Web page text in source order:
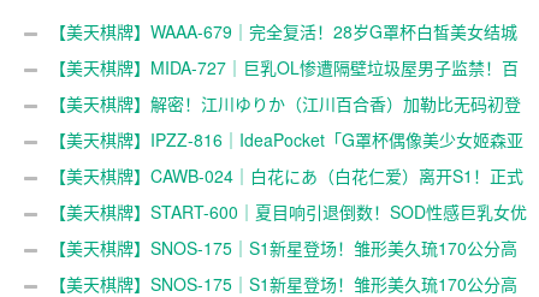
角是谁？
消息公开
【美天棋牌】WAAA-679｜完全复活！28岁G罩杯白皙美女结城
莉乃怪病痊愈，新作本周上线
【美天棋牌】MIDA-727｜巨乳OL惨遭隔壁垃圾屋男子监禁！百
田光稀白皙美貌卷入惊悚事件
【美天棋牌】解密！江川ゆりか（江川百合香）加勒比无码初登
场，「天使のSEX」女主角是谁？
【美天棋牌】IPZZ-816｜IdeaPocket「G罩杯偶像美少女姬森亚
梦」曝光新动向，最新消息公开
【美天棋牌】CAWB-024｜白花にあ（白花仁爱）离开S1！正式
解禁，新作引发热议
【美天棋牌】START-600｜夏目响引退倒数！SOD性感巨乳女优
推出最终作品，火辣魅力全面绽放
【美天棋牌】SNOS-175｜S1新星登场！雏形美久琉170公分高
挑身材搭配I罩杯童颜外型引发关注
【美天棋牌】SNOS-175｜S1新星登场！雏形美久琉170公分高